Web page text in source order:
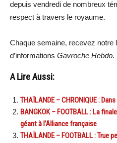
depuis vendredi de nombreux
respect à travers le royaume.
Chaque semaine, recevez notre
d’informations Gavroche Hebdo.
A Lire Aussi:
THAÏLANDE – CHRONIQUE :
BANGKOK – FOOTBALL : La
géant à l’Alliance française
THAÏLANDE – FOOTBALL : True